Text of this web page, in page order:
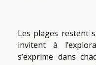
Les plages restent
invitent à
s’exprime dans